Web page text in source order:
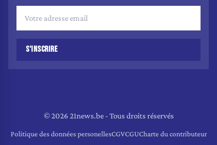
S'INSCRIRE
© 2026 21news.be - Tous droits réservés
Politique des données personellesCGVCGUCharte du contributeur